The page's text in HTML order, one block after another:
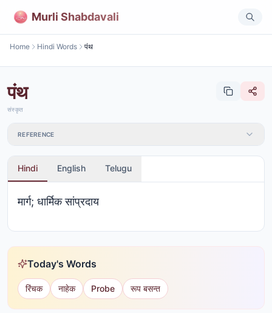
Murli Shabdavali
Home Hindi Words पंथ
पंथ
संस्कृत
REFERENCE
Hindi English Telugu
मार्ग; धार्मिक सांप्रदाय
Today's Words
रिंचक नाहेक Probe रूप बसन्त